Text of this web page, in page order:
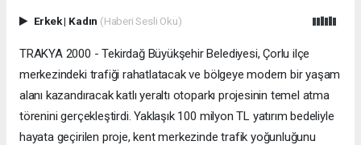
Erkek| Kadın (Haberi Sesli Oku)
TRAKYA 2000 - Tekirdağ Büyükşehir Belediyesi, Çorlu ilçe
merkezindeki trafiği rahatlatacak ve bölgeye modern bir yaşam
alanı kazandıracak katlı yeraltı otoparkı projesinin temel atma
törenini gerçekleştirdi. Yaklaşık 100 milyon TL yatırım bedeliyle
hayata geçirilen proje, kent merkezinde trafik yoğunluğunu